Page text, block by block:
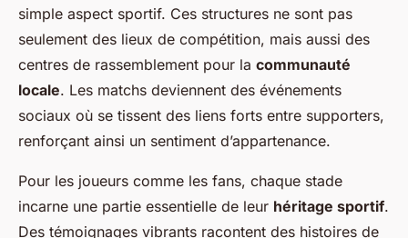
simple aspect sportif. Ces structures ne sont pas
seulement des lieux de compétition, mais aussi des
centres de rassemblement pour la communauté
locale. Les matchs deviennent des événements
sociaux où se tissent des liens forts entre supporters,
renforçant ainsi un sentiment d’appartenance.
Pour les joueurs comme les fans, chaque stade
incarne une partie essentielle de leur héritage sportif.
Des témoignages vibrants racontent des histoires de